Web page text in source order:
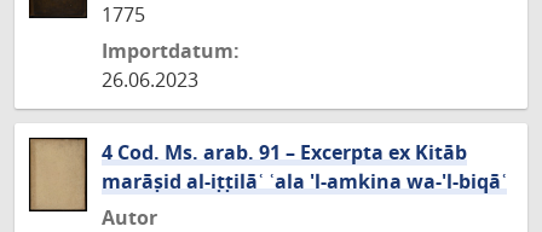
1775
Importdatum:
26.06.2023
4 Cod. Ms. arab. 91 – Excerpta ex Kitāb
marāṣid al-iṭṭilāʿ ʿala 'l-amkina wa-'l-biqāʿ
Autor